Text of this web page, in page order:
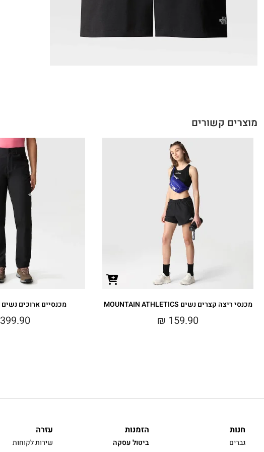
מוצרים קשורים
מכנסי ריצה קצרים נשים MOUNTAIN ATHLETICS
₪ 159.90
מכנסיים ארוכים נשים EXPLORATION
399.90
חנות
גברים
הזמנות
ביטול עסקה
עזרה
שירות לקוחות